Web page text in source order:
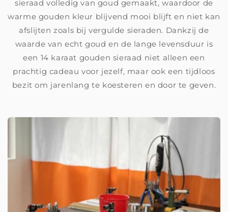
sieraad volledig van goud gemaakt, waardoor de
warme gouden kleur blijvend mooi blijft en niet kan
afslijten zoals bij vergulde sieraden. Dankzij de
waarde van echt goud en de lange levensduur is
een 14 karaat gouden sieraad niet alleen een
prachtig cadeau voor jezelf, maar ook een tijdloos
bezit om jarenlang te koesteren en door te geven.